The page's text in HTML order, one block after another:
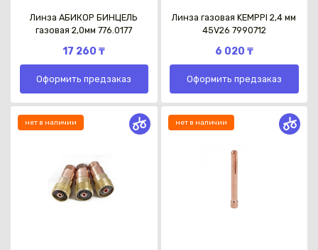
Линза АБИКОР БИНЦЕЛЬ
газовая 2,0мм 776.0177
17 260 ₸
Оформить предзаказ
Линза газовая KEMPPI 2,4 мм
45V26 7990712
6 020 ₸
Оформить предзаказ
нет в наличии нет в наличии